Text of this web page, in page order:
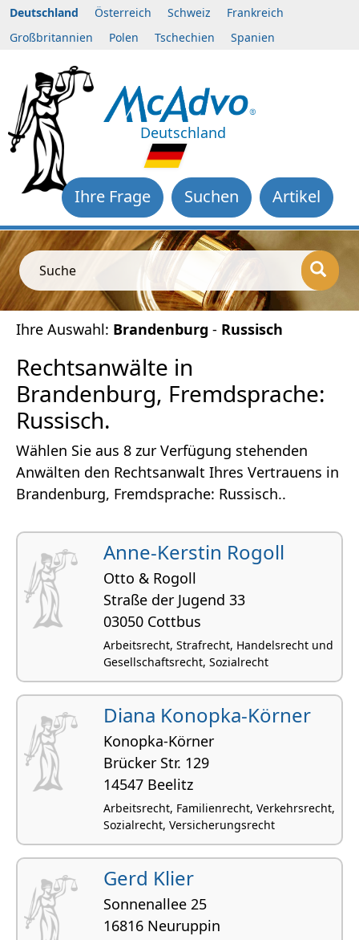
Deutschland Österreich Schweiz
Frankreich
Großbritannien
Polen Tschechien Spanien
Deutschland
Artikel
Suchen
Ihre Frage
Suche
Ihre Auswahl: Brandenburg - Russisch
Rechtsanwälte in
Brandenburg, Fremdsprache:
Russisch.
Wählen Sie aus 8 zur Verfügung stehenden
Anwälten den Rechtsanwalt Ihres Vertrauens in
Brandenburg, Fremdsprache: Russisch..
Anne-Kerstin Rogoll
Otto & Rogoll
Straße der Jugend 33
03050 Cottbus
Arbeitsrecht, Strafrecht, Handelsrecht und
Gesellschaftsrecht, Sozialrecht
Diana Konopka-Körner
Konopka-Körner
Brücker Str. 129
14547 Beelitz
Arbeitsrecht, Familienrecht, Verkehrsrecht,
Sozialrecht, Versicherungsrecht
Gerd Klier
Sonnenallee 25
16816 Neuruppin